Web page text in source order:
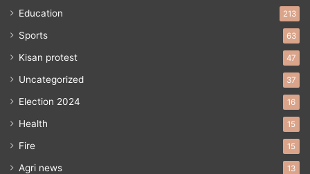
Education 213
Sports 63
Kisan protest 47
Uncategorized 37
Election 2024 16
Health 15
Fire 15
Agri news 13